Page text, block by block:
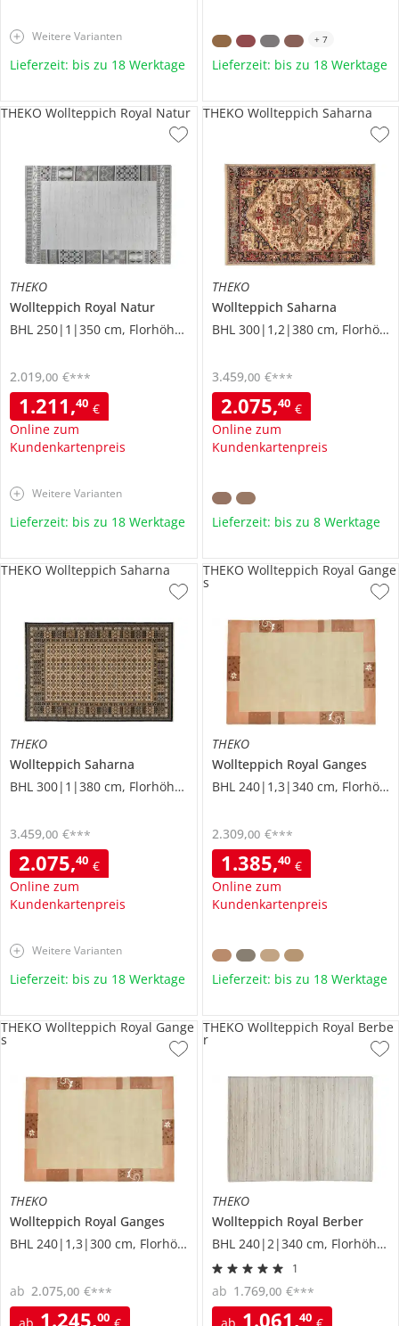
Weitere Varianten
Lieferzeit: bis zu 18 Werktage
+ 7
Lieferzeit: bis zu 18 Werktage
THEKO
Wollteppich Royal Natur
BHL 250|1|350 cm, Florhöhe 1,2 cm
1.211,40 €
Online zum
Kundenkartenpreis
2.019,00 €***
THEKO Wollteppich Royal Natur
Weitere Varianten
Lieferzeit: bis zu 18 Werktage
THEKO
Wollteppich Saharna
BHL 300|1,2|380 cm, Florhöhe 0,9 cm
2.075,40 €
Online zum
Kundenkartenpreis
3.459,00 €***
THEKO Wollteppich Saharna
Lieferzeit: bis zu 8 Werktage
THEKO
Wollteppich Saharna
BHL 300|1|380 cm, Florhöhe 0,9 cm
2.075,40 €
Online zum
Kundenkartenpreis
3.459,00 €***
THEKO Wollteppich Saharna
Weitere Varianten
Lieferzeit: bis zu 18 Werktage
THEKO
Wollteppich Royal Ganges
BHL 240|1,3|340 cm, Florhöhe 1 cm
1.385,40 €
Online zum
Kundenkartenpreis
2.309,00 €***
THEKO Wollteppich Royal Gange
s
Lieferzeit: bis zu 18 Werktage
THEKO
Wollteppich Royal Ganges
BHL 240|1,3|300 cm, Florhöhe 1 cm
1.245,00
ab 2.075,00 €***
THEKO Wollteppich Royal Gange
s
THEKO
Wollteppich Royal Berber
BHL 240|2|340 cm, Florhöhe 1,6 cm
1
1.061,40
ab 1.769,00 €***
THEKO Wollteppich Royal Berbe
r